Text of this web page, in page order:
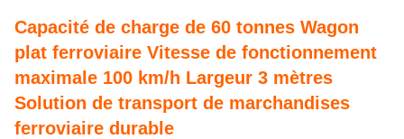
Capacité de charge de 60 tonnes Wagon
plat ferroviaire Vitesse de fonctionnement
maximale 100 km/h Largeur 3 mètres
Solution de transport de marchandises
ferroviaire durable